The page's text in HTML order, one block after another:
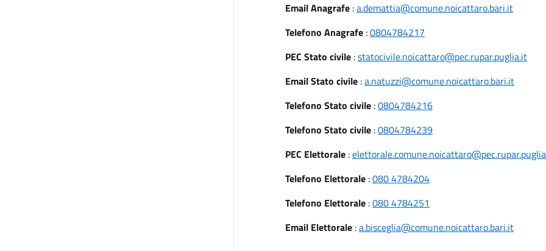
Email Anagrafe:a.demattia@comune.noicattaro.bari.it
Telefono Anagrafe:0804784217
PEC Stato civile:statocivile.noicattaro@pec.rupar.puglia.it
Email Stato civile:a.natuzzi@comune.noicattaro.bari.it
Telefono Stato civile:0804784216
Telefono Stato civile:0804784239
PEC Elettorale:
Telefono Elettorale:080 4784204
Telefono Elettorale:080 4784251
Email Elettorale:a.bisceglia@comune.noicattaro.bari.it